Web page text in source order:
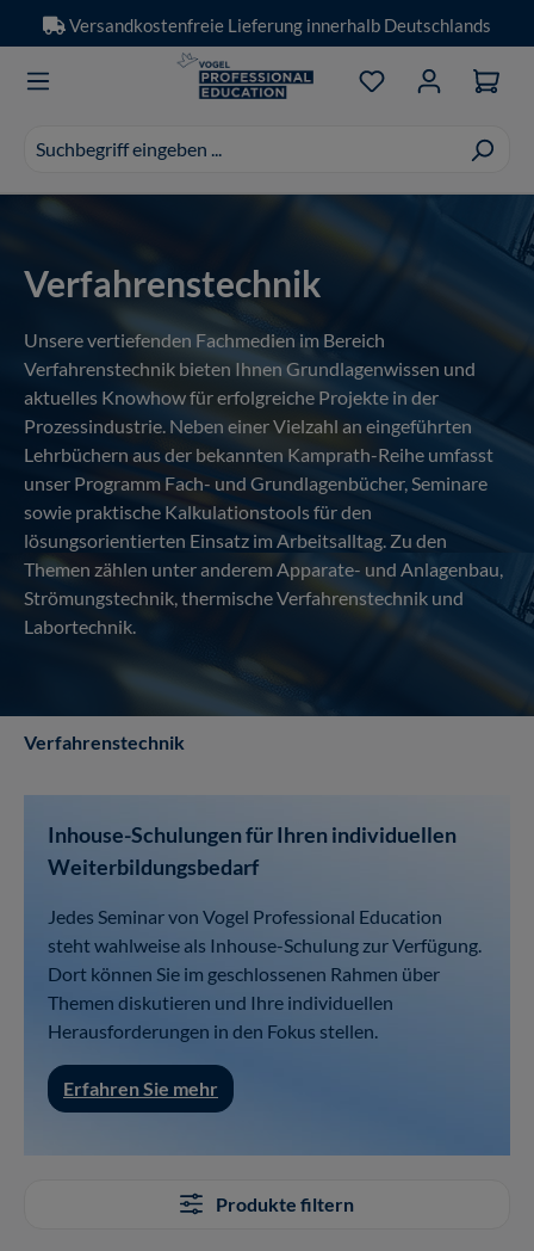
Zum Hauptinhalt springen
Versandkostenfreie Lieferung innerhalb Deutschlands
erscheinen
während
Du hast 0
Verfahrenstechnik
Unsere vertiefenden Fachmedien im Bereich
Verfahrenstechnik bieten Ihnen Grundlagenwissen und
aktuelles Knowhow für erfolgreiche Projekte in der
Prozessindustrie. Neben einer Vielzahl an eingeführten
Lehrbüchern aus der bekannten Kamprath-Reihe umfasst
unser Programm Fach- und Grundlagenbücher, Seminare
sowie praktische Kalkulationstools für den
lösungsorientierten Einsatz im Arbeitsalltag. Zu den
Themen zählen unter anderem Apparate- und Anlagenbau,
Strömungstechnik, thermische Verfahrenstechnik und
Labortechnik.
Verfahrenstechnik
Inhouse-Schulungen für Ihren individuellen
Weiterbildungsbedarf
Jedes Seminar von Vogel Professional Education
steht wahlweise als Inhouse-Schulung zur Verfügung.
Dort können Sie im geschlossenen Rahmen über
Themen diskutieren und Ihre individuellen
Herausforderungen in den Fokus stellen.
Erfahren Sie mehr
Produkte filtern